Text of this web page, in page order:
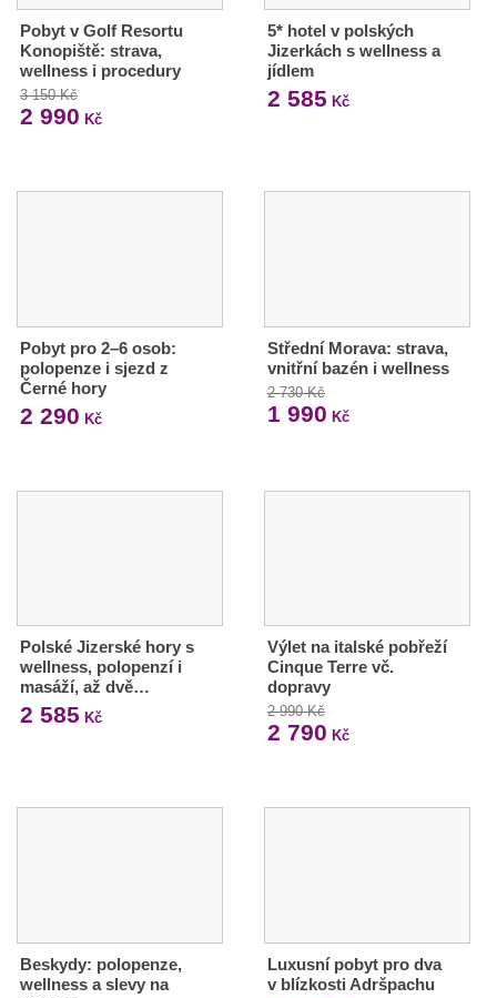
Pobyt v Golf Resortu
Konopiště: strava,
wellness i procedury
3 150 Kč
2 990 Kč
5* hotel v polských
Jizerkách s wellness a
jídlem
2 585 Kč
Pobyt pro 2–6 osob:
polopenze i sjezd z
Černé hory
2 290 Kč
Střední Morava: strava,
vnitřní bazén i wellness
2 730 Kč
1 990 Kč
Polské Jizerské hory s
wellness, polopenzí i
masáží, až dvě…
2 585 Kč
Výlet na italské pobřeží
Cinque Terre vč.
dopravy
2 990 Kč
2 790 Kč
Beskydy: polopenze,
wellness a slevy na
Luxusní pobyt pro dva
v blízkosti Adršpachu